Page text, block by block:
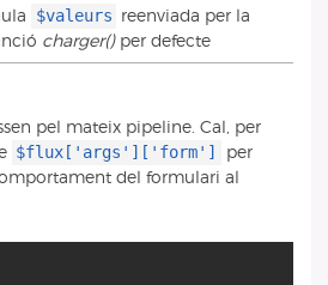
$valeurs reenviada per la
charger()per defecte
pel mateix pipeline. Cal, per
$flux['args']['form']
per
del formulari al